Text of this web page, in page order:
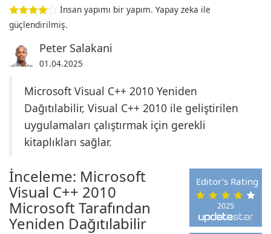
İnsan yapımı bir yapım. Yapay zeka ile
güçlendirilmiş.
Peter Salakani
01.04.2025
Microsoft Visual C++ 2010 Yeniden
Dağıtılabilir, Visual C++ 2010 ile geliştirilen
uygulamaları çalıştırmak için gerekli
kitaplıkları sağlar.
2025
Editor's Rating
İnceleme: Microsoft
Visual C++ 2010
Microsoft Tarafından
Yeniden Dağıtılabilir